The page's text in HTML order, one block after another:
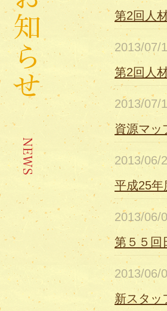
第2回人
2013/07/
第2回人
2013/07/
資源マッ
2013/06/
平成25年
2013/06/
第５５回
2013/06/
新スタッ